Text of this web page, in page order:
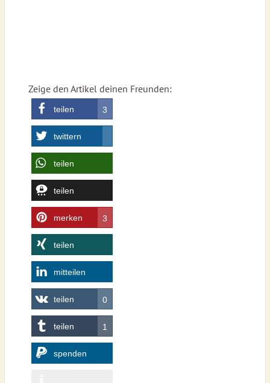
Zeige den Artikel deinen Freunden:
teilen 3
twittern
teilen
teilen
merken 3
teilen
mitteilen
teilen 0
teilen 1
spenden